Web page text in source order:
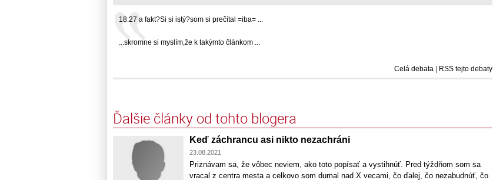
18:27 a fakt?Si si istý?som si prečítal =iba= ...
...skromne si myslím,že k takýmto článkom ...
Celá debata | RSS tejto debaty
Ďalšie články od tohto blogera
Keď záchrancu asi nikto nezachráni
23.08.2021
Priznávam sa, že vôbec neviem, ako toto popísať a vystihnúť. Pred týždňom som sa
vracal z centra mesta a celkovo som dumal nad X vecami, čo ďalej, čo nezabudnúť, čo